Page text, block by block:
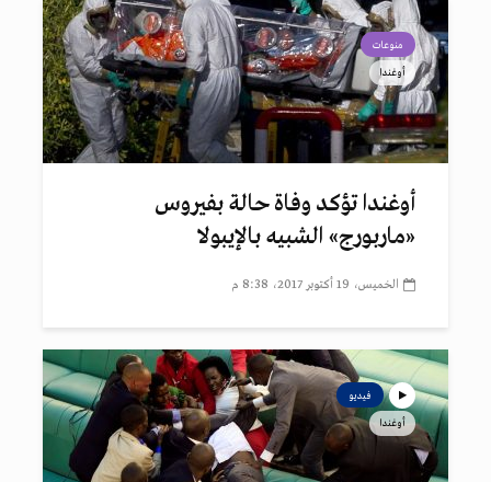
منوعات
أوغندا
أوغندا تؤكد وفاة حالة بفيروس
«ماربورج» الشبيه بالإيبولا
الخميس، 19 أكتوبر 2017، 8:38 م
فيديو
أوغندا